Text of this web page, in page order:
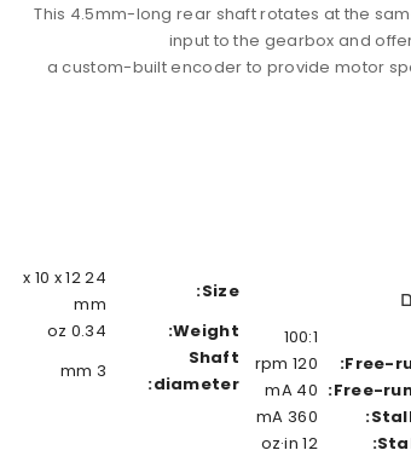
This 4.5mm-long rear shaft rotates at the
input to the gearbox and
a custom-built encoder to provide motor
Size:
24 x 10 x 12
mm
Weight:
0.34 oz
Shaft
diameter:
3 mm
100:1
Free-
120 rpm
Free-
40 mA
360 mA
12 oz·in